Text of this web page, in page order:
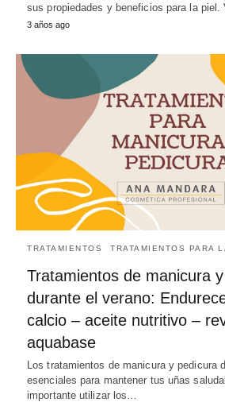
sus propiedades y beneficios para la piel.
3 años ago
TRATAMIENTOS TRATAMIENTOS PARA
Tratamientos de manicura
durante el verano:
calcio – aceite nutritivo –
aquabase
Los tratamientos de manicura y pedicura
esenciales para mantener tus uñas
importante utilizar los…